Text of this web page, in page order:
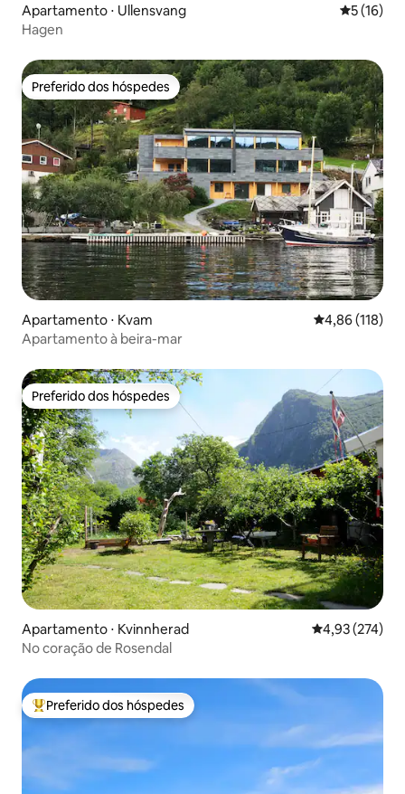
Apartamento ⋅ Ullensvang 5 de uma
5 (16)
Hagen
Preferido dos hóspedes
Preferido dos hóspedes
Apartamento ⋅ Kvam 4,86 de uma
4,86 (118)
Apartamento à beira-mar
Preferido dos hóspedes
Preferido dos hóspedes
Apartamento ⋅ Kvinnherad 4,93 de uma
4,93 (274)
No coração de Rosendal
Entre os melhores preferidos dos hóspedes
Preferido dos hóspedes